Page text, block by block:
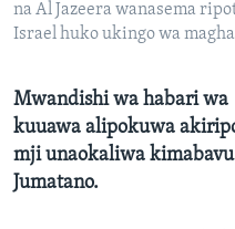
na Al Jazeera wanasema
Israel huko ukingo wa
Mwandishi wa habari wa
kuuawa alipokuwa
mji unaokaliwa
Jumatano.